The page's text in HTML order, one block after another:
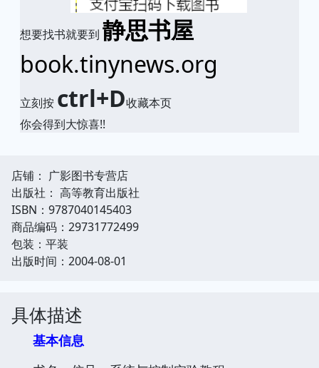
想要找书就要到 静思书屋
book.tinynews.org
立刻按 ctrl+D收藏本页
你会得到大惊喜!!
店铺： 广影图书专营店
出版社： 高等教育出版社
ISBN：9787040145403
商品编码：29731772499
包装：平装
出版时间：2004-08-01
具体描述
基本信息